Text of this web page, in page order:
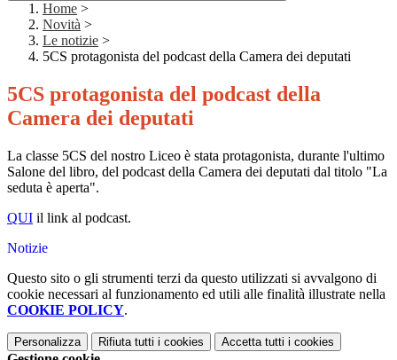
Home >
Novità >
Le notizie >
5CS protagonista del podcast della Camera dei deputati
5CS protagonista del podcast della
Camera dei deputati
La classe 5CS del nostro Liceo è stata protagonista, durante l'ultimo
Salone del libro, del podcast della Camera dei deputati dal titolo "La
seduta è aperta".
QUI il link al podcast.
Notizie
Questo sito o gli strumenti terzi da questo utilizzati si avvalgono di
cookie necessari al funzionamento ed utili alle finalità illustrate nella
COOKIE POLICY.
Personalizza Rifiuta tutti i cookies Accetta tutti i cookies